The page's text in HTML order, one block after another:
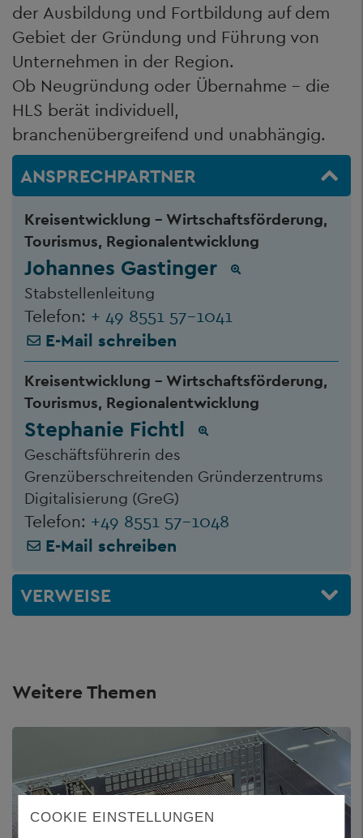
der Ausbildung und Fortbildung auf dem
Gebiet der Gründung und Führung von
Unternehmen in der Region.
Ob Neugründung oder Übernahme - die
HLS berät individuell,
branchenübergreifend und unabhängig.
ANSPRECHPARTNER
Kreisentwicklung - Wirtschaftsförderung,
Tourismus, Regionalentwicklung
Johannes Gastinger
Stabstellenleitung
Telefon: + 49 8551 57-1041
E-Mail schreiben
Kreisentwicklung - Wirtschaftsförderung,
Tourismus, Regionalentwicklung
Stephanie Fichtl
Geschäftsführerin des
Grenzüberschreitenden Gründerzentrums
Digitalisierung (GreG)
Telefon: +49 8551 57-1048
E-Mail schreiben
VERWEISE
Weitere Themen
COOKIE EINSTELLUNGEN